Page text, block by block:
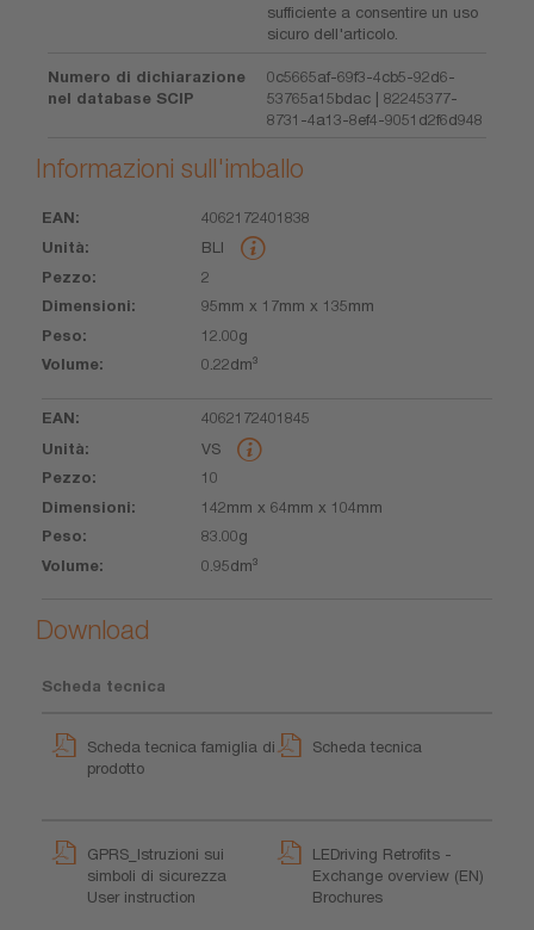
sufficiente a consentire un uso
sicuro dell'articolo.
Numero di dichiarazione
nel database SCIP
0c5665af-69f3-4cb5-92d6-
53765a15bdac | 82245377-
8731-4a13-8ef4-9051d2f6d948
Informazioni sull'imballo
EAN Pezzo Dimensioni
4062172401838
BLI
2
95mm x 17mm x 135mm
12.00g
0.22dm³
4062172401845
VS
10
142mm x 64mm x 104mm
83.00g
0.95dm³
Download
Scheda tecnica
Scheda tecnica famiglia di
prodotto
Scheda tecnica
GPRS_Istruzioni sui
simboli di sicurezza
User instruction
LEDriving Retrofits -
Exchange overview (EN)
Brochures